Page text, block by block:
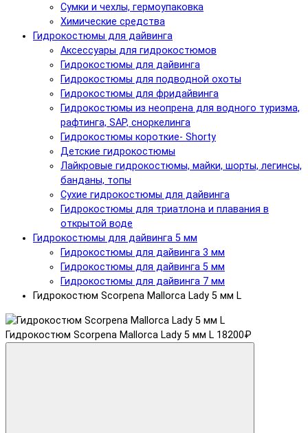
Сумки и чехлы, гермоупаковка
Химические средства
Гидрокостюмы для дайвинга
Аксессуары для гидрокостюмов
Гидрокостюмы для дайвинга
Гидрокостюмы для подводной охоты
Гидрокостюмы для фридайвинга
Гидрокостюмы из неопрена для водного туризма,
рафтинга, SAP, сноркелинга
Гидрокостюмы короткие- Shorty
Детские гидрокостюмы
Лайкровые гидрокостюмы, майки, шорты, легинсы,
банданы, топы
Сухие гидрокостюмы для дайвинга
Гидрокостюмы для триатлона и плавания в
открытой воде
Гидрокостюмы для дайвинга 5 мм
Гидрокостюмы для дайвинга 3 мм
Гидрокостюмы для дайвинга 5 мм
Гидрокостюмы для дайвинга 7 мм
Гидрокостюм Scorpena Mallorca Lady 5 мм L
Гидрокостюм Scorpena Mallorca Lady 5 мм L 18200₽